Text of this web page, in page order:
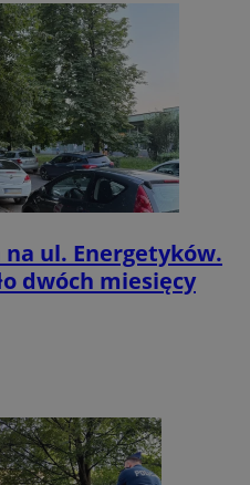
ul. Energetyków.
dwóch miesięcy